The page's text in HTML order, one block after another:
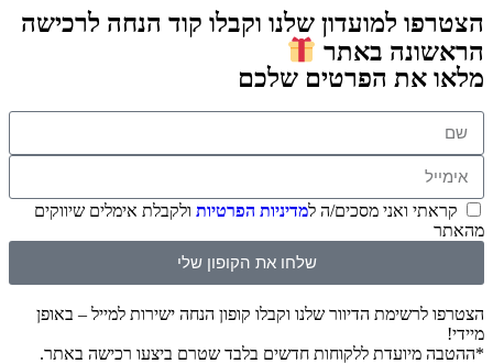
הצטרפו למועדון שלנו וקבלו קוד הנחה לרכישה
הראשונה באתר
מלאו את הפרטים שלכם
קראתי ואני מסכים/ה למדיניות הפרטיות ולקבלת אימלים שיווקים
מהאתר
שלחו את הקופון שלי
הצטרפו לרשימת הדיוור שלנו וקבלו קופון הנחה ישירות למייל – באופן
מיידי!
*ההטבה מיועדת ללקוחות חדשים בלבד שטרם ביצעו רכישה באתר.